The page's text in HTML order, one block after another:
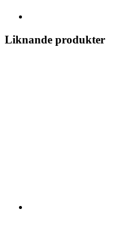
Liknande produkter